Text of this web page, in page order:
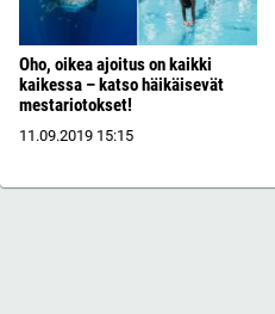
Oho, oikea ajoitus on kaikki
kaikessa – katso häikäisevät
mestariotokset!
11.09.2019 15:15